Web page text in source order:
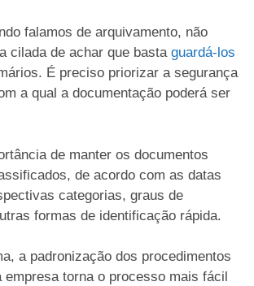
falamos de arquivamento, não
cilada de achar que basta guardá-los
É preciso priorizar a segurança
a qual a documentação poderá ser
de manter os documentos
de acordo com as datas
categorias, graus de
formas de identificação rápida.
a padronização dos procedimentos
empresa torna o processo mais fácil